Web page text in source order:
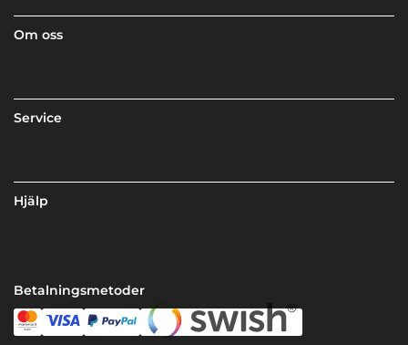
Om oss
Service
Hjälp
Betalningsmetoder